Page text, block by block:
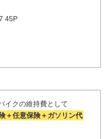
45P
イクの維持費として
＋任意保険＋ガソリン代